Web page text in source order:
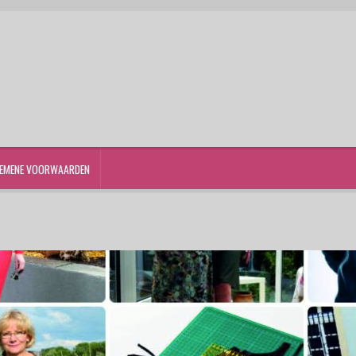
VOORWAARDEN